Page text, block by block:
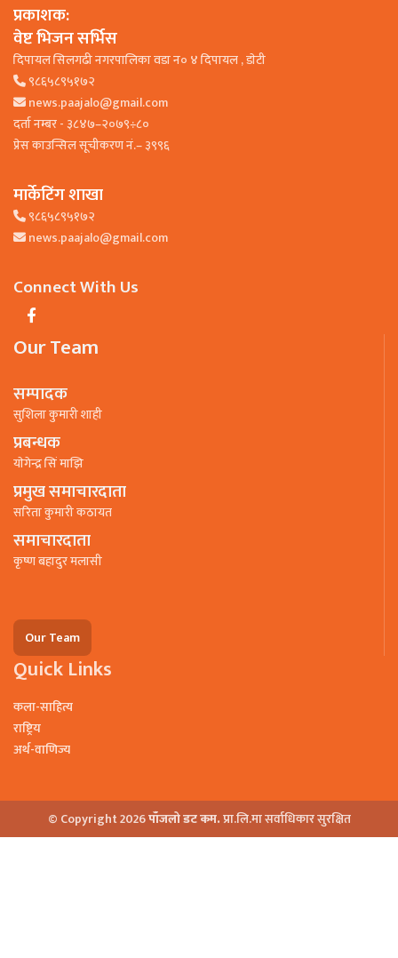
प्रकाशक:
वेष्ट भिजन सर्भिस
दिपायल सिलगढी नगरपालिका वडा न० ४ दिपायल , डाेटी
९८६५८९५१७२
news.paajalo@gmail.com
दर्ता नम्बर - ३८४७–२०७९÷८०
प्रेस काउन्सिल सूचीकरण नं.– ३९९६
मार्केटिंग शाखा
९८६५८९५१७२
news.paajalo@gmail.com
Connect With Us
Our Team
सम्पादक
सुशिला कुमारी शाही
प्रबन्धक
याेगेन्द्र सिं माझि
प्रमुख समाचारदाता
सरिता कुमारी कठायत
समाचारदाता
कृष्ण बहादुर मलासी
Our Team
Quick Links
कला-साहित्य
राष्ट्रिय
अर्थ-वाणिज्य
© Copyright 2026पाँजलो डट कम.प्रा.लि.मा सर्वाधिकार सुरक्षित